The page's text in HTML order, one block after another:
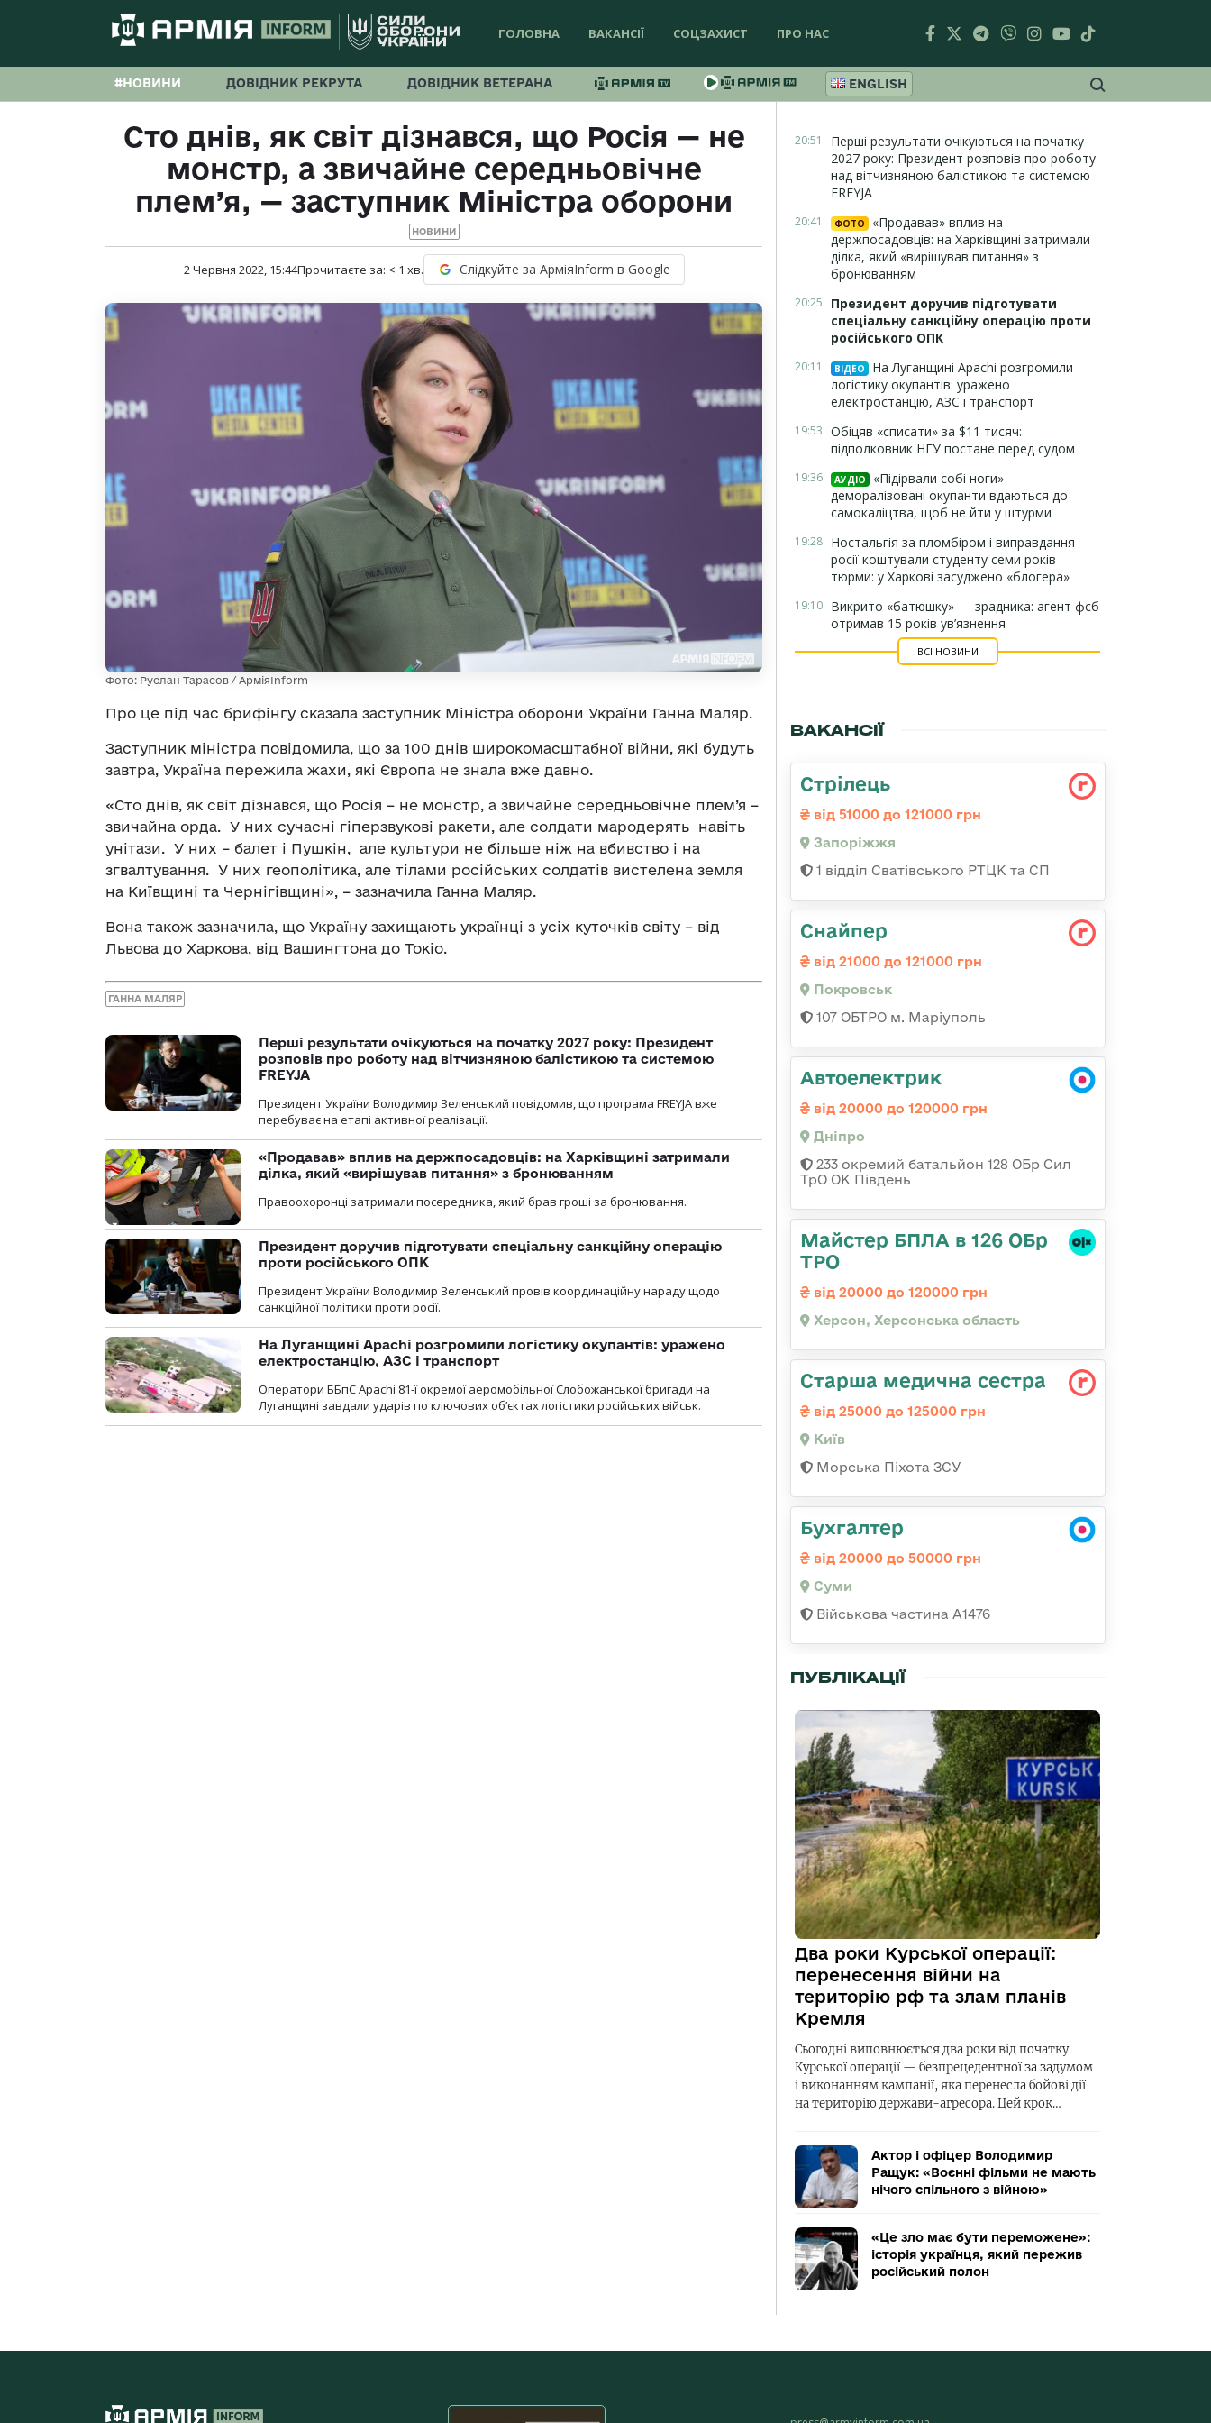
ГОЛОВНА ВАКАНСІЇ СОЦЗАХИСТ ПРО НАС
#НОВИНИ ДОВІДНИК РЕКРУТА ДОВІДНИК ВЕТЕРАНА ENGLISH
Сто днів, як світ дізнався, що Росія — не
монстр, а звичайне середньовічне
плем’я, — заступник Міністра оборони
НОВИНИ
2 Червня 2022, 15:44Прочитаєте за: < 1 хв. Слідкуйте за АрміяInform в Google
Фото: Руслан Тарасов / АрміяInform
Про це під час брифінгу сказала заступник Міністра оборони України Ганна Маляр.
Заступник міністра повідомила, що за 100 днів широкомасштабної війни, які будуть
завтра, Україна пережила жахи, які Європа не знала вже давно.
«Сто днів, як світ дізнався, що Росія – не монстр, а звичайне середньовічне плем’я –
звичайна орда. У них сучасні гіперзвукові ракети, але солдати мародерять навіть
унітази. У них – балет і Пушкін, але культури не більше ніж на вбивство і на
згвалтування. У них геополітика, але тілами російських солдатів вистелена земля
на Київщині та Чернігівщині», – зазначила Ганна Маляр.
Вона також зазначила, що Україну захищають українці з усіх куточків світу – від
Львова до Харкова, від Вашингтона до Токіо.
ГАННА МАЛЯР
Перші результати очікуються на початку 2027 року: Президент
розповів про роботу над вітчизняною балістикою та системою
FREYJA
Президент України Володимир Зеленський повідомив, що програма FREYJA вже
перебуває на етапі активної реалізації.
«Продавав» вплив на держпосадовців: на Харківщині затримали
ділка, який «вирішував питання» з бронюванням
Правоохоронці затримали посередника, який брав гроші за бронювання.
Президент доручив підготувати спеціальну санкційну операцію
проти російського ОПК
Президент України Володимир Зеленський провів координаційну нараду щодо
санкційної політики проти росії.
На Луганщині Apachi розгромили логістику окупантів: уражено
електростанцію, АЗС і транспорт
Оператори ББпС Apachi 81-ї окремої аеромобільної Слобожанської бригади на
Луганщині завдали ударів по ключових об’єктах логістики російських військ.
20:51
Перші результати очікуються на початку
2027 року: Президент розповів про роботу
над вітчизняною балістикою та системою
FREYJA
20:41 ФОТО
«Продавав» вплив на
держпосадовців: на Харківщині затримали
ділка, який «вирішував питання» з
бронюванням
20:25
Президент доручив підготувати
спеціальну санкційну операцію проти
російського ОПК
20:11 ВІДЕО
На Луганщині Apachi розгромили
логістику окупантів: уражено
електростанцію, АЗС і транспорт
19:53 Обіцяв «списати» за $11 тисяч:
підполковник НГУ постане перед судом
19:36 АУДІО
«Підірвали собі ноги» —
деморалізовані окупанти вдаються до
самокаліцтва, щоб не йти у штурми
19:28 Ностальгія за пломбіром і виправдання
росії коштували студенту семи років
тюрми: у Харкові засуджено «блогера»
19:10 Викрито «батюшку» — зрадника: агент фсб
отримав 15 років ув’язнення
ВСІ НОВИНИ
ВАКАНСІЇ
Стрілець
від 51000 до 121000 грн
Запоріжжя
1 відділ Сватівського РТЦК та СП
Снайпер
від 21000 до 121000 грн
Покровськ
107 ОБТРО м. Маріуполь
Автоелектрик
від 20000 до 120000 грн
Дніпро
233 окремий батальйон 128 ОБр Сил
ТрО ОК Південь
Майстер БПЛА в 126 ОБр
ТРО
від 20000 до 120000 грн
Херсон, Херсонська область
Старша медична сестра
від 25000 до 125000 грн
Київ
Морська Піхота ЗСУ
Бухгалтер
від 20000 до 50000 грн
Суми
Військова частина А1476
ПУБЛІКАЦІЇ
Два роки Курської операції:
перенесення війни на
територію рф та злам планів
Кремля
Сьогодні виповнюється два роки від початку
Курської операції — безпрецедентної за задумом
і виконанням кампанії, яка перенесла бойові дії
на територію держави-агресора. Цей крок…
Актор і офіцер Володимир
Ращук: «Воєнні фільми не мають
нічого спільного з війною»
«Це зло має бути переможене»:
історія українця, який пережив
російський полон